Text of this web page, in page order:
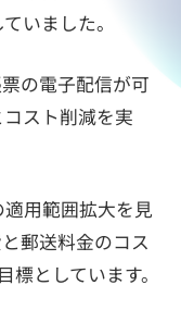
いました。
の電子配信が可
スト削減を実
用範囲拡大を見
郵送料金のコス
としています。